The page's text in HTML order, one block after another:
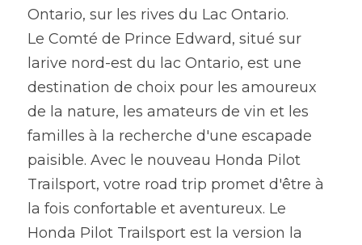
Ontario, sur les rives du Lac Ontario.
Le Comté de Prince Edward, situé sur
larive nord-est du lac Ontario, est une
destination de choix pour les amoureux
de la nature, les amateurs de vin et les
familles à la recherche d'une escapade
paisible. Avec le nouveau Honda Pilot
Trailsport, votre road trip promet d'être à
la fois confortable et aventureux. Le
Honda Pilot Trailsport est la version la